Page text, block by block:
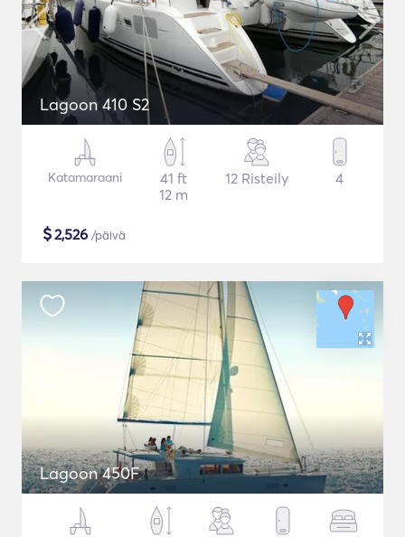
Lagoon 410 S2
Katamaraani
41 ft
12 m
12 Risteily 4
$2,526 /päivä
Lagoon 450F